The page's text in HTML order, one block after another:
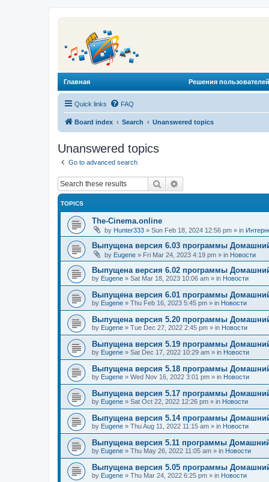
Главная Решения
Quick links FAQ
Board index Search Unanswered topics
Unanswered topics
Go to advanced search
Search
TOPICS
The-Cinema.online
by Hunter333 » Sun Feb 18, 2024 12:56 pm » in
Выпущена версия 6.03 программы
by Eugene » Fri Mar 24, 2023 4:19 pm » in Новости
Выпущена версия 6.02 программы
by Eugene » Sat Mar 18, 2023 10:06 am » in Новости
Выпущена версия 6.01 программы
by Eugene » Thu Feb 16, 2023 5:45 pm » in Новости
Выпущена версия 5.20 программы
by Eugene » Tue Dec 27, 2022 2:45 pm » in Новости
Выпущена версия 5.19 программы
by Eugene » Sat Dec 17, 2022 10:29 am » in Новости
Выпущена версия 5.18 программы
by Eugene » Wed Nov 16, 2022 3:01 pm » in Новости
Выпущена версия 5.17 программы
by Eugene » Sat Oct 22, 2022 12:26 pm » in Новости
Выпущена версия 5.14 программы
by Eugene » Thu Aug 11, 2022 11:15 am » in Новости
Выпущена версия 5.11 программы
by Eugene » Thu May 26, 2022 11:05 am » in Новости
Выпущена версия 5.05 программы
by Eugene » Thu Mar 24, 2022 6:25 pm » in Новости